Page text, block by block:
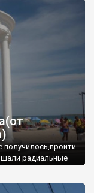
получилось,пройти
радиальные